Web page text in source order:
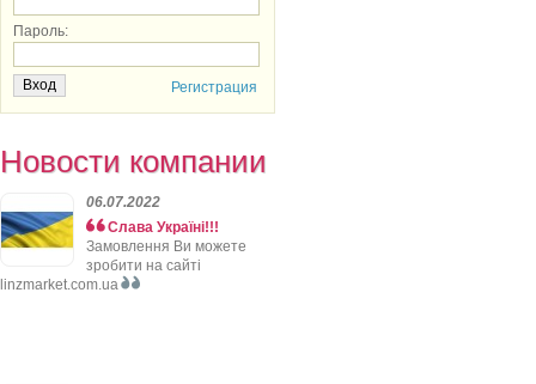
Пароль:
Регистрация
Новости компании
06.07.2022
Слава Україні!!!
Замовлення Ви можете
зробити на сайті
linzmarket.com.ua